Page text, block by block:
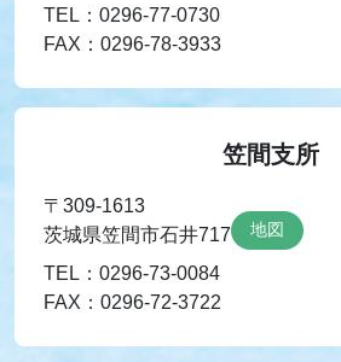
TEL：0296-77-0730
FAX：0296-78-3933
笠間支所
〒309-1613
茨城県笠間市石井717
地図
TEL：0296-73-0084
FAX：0296-72-3722